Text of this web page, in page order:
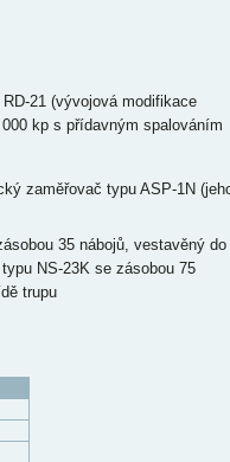
21 (vývojová modifikace
kp s přídavným spalováním
zaměřovač typu ASP-1N
35 nábojů, vestavěný do
NS-23K se zásobou 75
trupu